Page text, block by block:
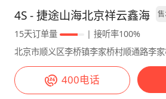
缺点： 1，先说说车机吧，当
示出来的是后轮影像，其实是
收音机每次打开都会自动搜台
优化。 2，中控室偶尔有异响，对强迫症的人估
计难受，不过我还是没有影响。 3，车机地
路反馈不及时，过了路口才提示。 4，前
4S - 捷途山海北京祥云鑫海
15天订单量
| 接听率100%
北京市顺义区李桥镇李家桥村顺通路李
400电话